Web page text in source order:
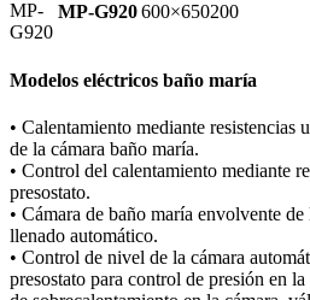
MP-G920 600×650200
Modelos eléctricos baño maría
• Calentamiento mediante resistencias
de la cámara baño maría.
• Control del calentamiento mediante
presostato.
• Cámara de baño maría envolvente
llenado automático.
• Control de nivel de la cámara
presostato para control de presión en